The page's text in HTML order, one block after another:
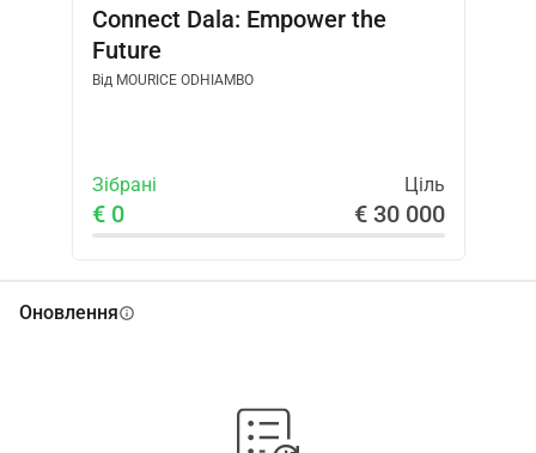
Connect Dala: Empower the
Future
ВідMOURICE ODHIAMBO
Зібрані Ціль
€ 0 € 30 000
Оновленняinfo